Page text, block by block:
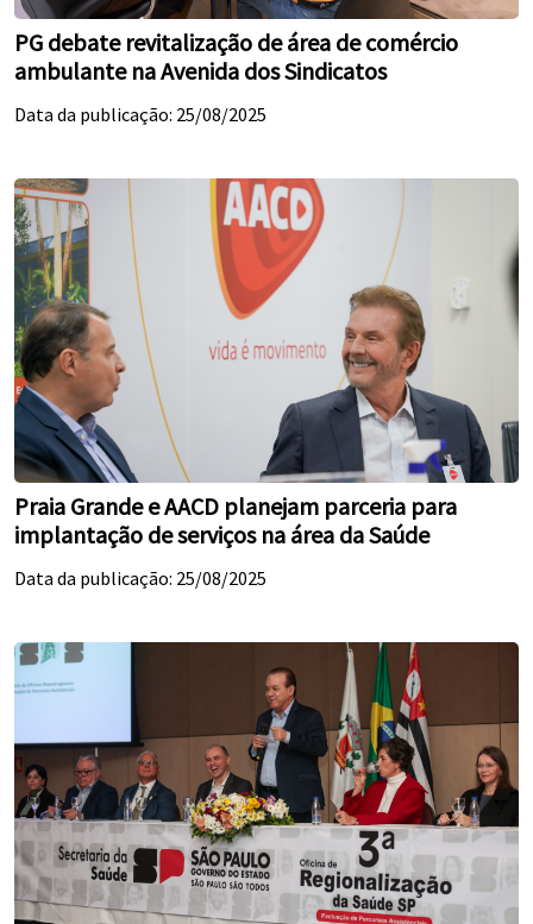
PG debate revitalização de área de comércio
ambulante na Avenida dos Sindicatos
Data da publicação: 25/08/2025
Praia Grande e AACD planejam parceria para
implantação de serviços na área da Saúde
Data da publicação: 25/08/2025